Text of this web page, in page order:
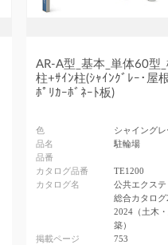
AR-A型_基本_単体60型
柱+ｻｲﾝ柱(ｼｬｲﾝｸﾞﾚｰ･屋
ﾎﾟﾘｶｰﾎﾞﾈｰﾄ板)
色
シャイング
品名
駐輪場
品番
カタログ品番
TE1200
カタログ名
公共エクス
総合カタロ
2024（土木
築）
掲載ページ
753